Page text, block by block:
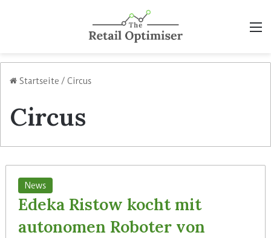
Startseite / Circus
Circus
News
Edeka Ristow kocht mit
autonomen Roboter von